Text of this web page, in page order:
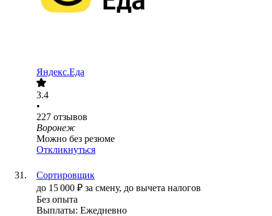
Яндекс.Еда
3.4
•
227 отзывов
Воронеж
Можно без резюме
Откликнуться
Сортировщик
до 15 000 ₽ за смену, до вычета налогов
Без опыта
Выплаты: Ежедневно